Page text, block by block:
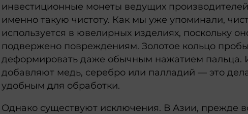
инвестиционные монеты ведущих
именно такую чистоту. Как мы уже упоминали,
используется в ювелирных изделиях, поскольку
подвержено повреждениям. Золотое кольцо
деформировать даже обычным нажатием пальца.
добавляют медь, серебро или палладий — это
удобным для обработки.
Однако существуют исключения. В Азии, прежде